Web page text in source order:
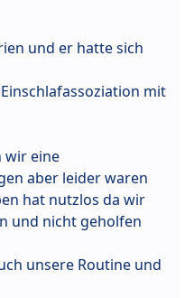
und er hatte sich
mit
wir eine
aber leider waren
hat nutzlos da wir
und nicht geholfen
unsere Routine und